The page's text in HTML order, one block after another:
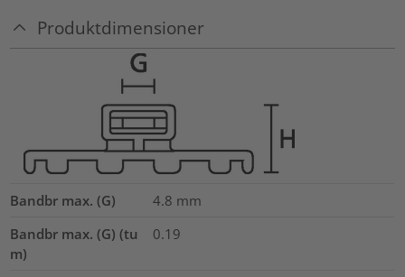
Produktdimensioner
Bandbr max. (G) 4.8 mm
Bandbr max. (G) (tu
m)
0.19